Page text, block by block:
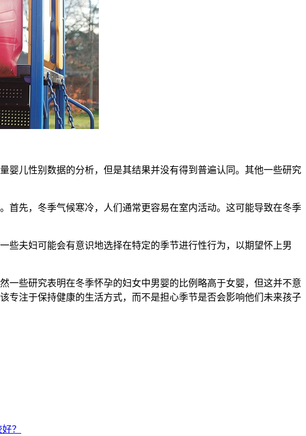
儿性别数据的分析，但是其结果并没有得到普遍认同。其他一些研究
先，冬季气候寒冷，人们通常更容易在室内活动。这可能导致在冬季
夫妇可能会有意识地选择在特定的季节进行性行为，以期望怀上男
些研究表明在冬季怀孕的妇女中男婴的比例略高于女婴，但这并不意
专注于保持健康的生活方式，而不是担心季节是否会影响他们未来孩子
？